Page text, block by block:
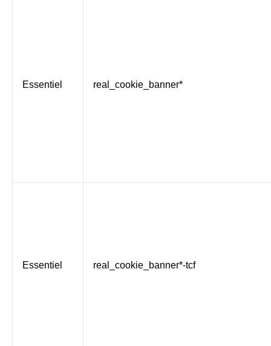
Essentiel real_cookie_banner*
Essentiel real_cookie_banner*-tcf